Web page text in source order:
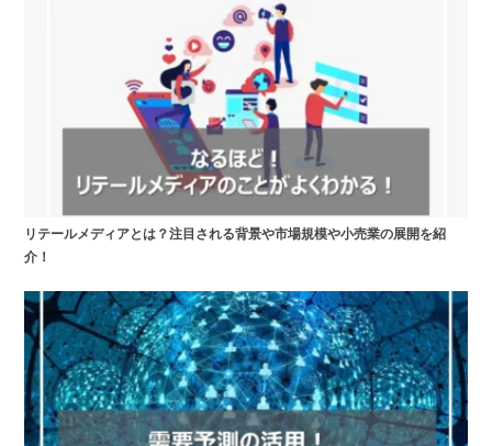
リテールメディアとは？注目される背景や市場規模や小売業の展開を紹
介！